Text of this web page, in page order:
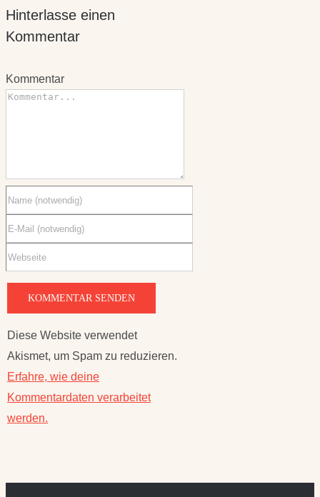
Hinterlasse einen
Kommentar
Kommentar
Diese Website verwendet
Akismet, um Spam zu reduzieren.
Erfahre, wie deine
Kommentardaten verarbeitet
werden.